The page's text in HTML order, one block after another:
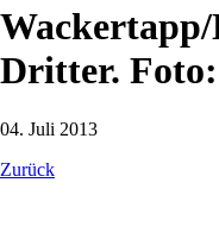
Dritter.
04. Juli 2013
Zurück